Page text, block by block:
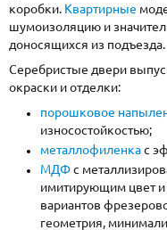
коробки. Квартирные
шумоизоляцию и
доносящихся из подъезда.
Серебристые двери
окраски и отделки:
порошковое
износостойкостью;
металлофиленкас
МДФс
имитирующим цвет
вариантов
геометрия,